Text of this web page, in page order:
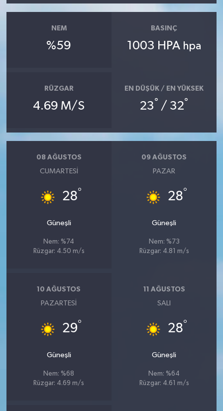
NEM
%59
BASINÇ
1003 HPA hpa
RÜZGAR
4.69 M/S
EN DÜŞÜK / EN YÜKSEK
23° / 32°
08 AĞUSTOS
CUMARTESI
28°
Güneşli
Nem: %74
Rüzgar: 4.50 m/s
09 AĞUSTOS
PAZAR
28°
Güneşli
Nem: %73
Rüzgar: 4.81 m/s
10 AĞUSTOS
PAZARTESI
29°
Güneşli
Nem: %68
Rüzgar: 4.69 m/s
11 AĞUSTOS
SALI
28°
Güneşli
Nem: %64
Rüzgar: 4.61 m/s